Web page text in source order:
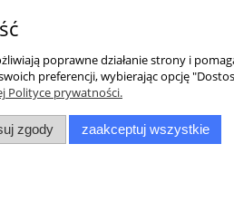
Moje konto
Ustawienia konta
poprawne działanie strony i
preferencji, wybierając opcję
Polityce prywatności.
zgody zaakceptuj wszystkie